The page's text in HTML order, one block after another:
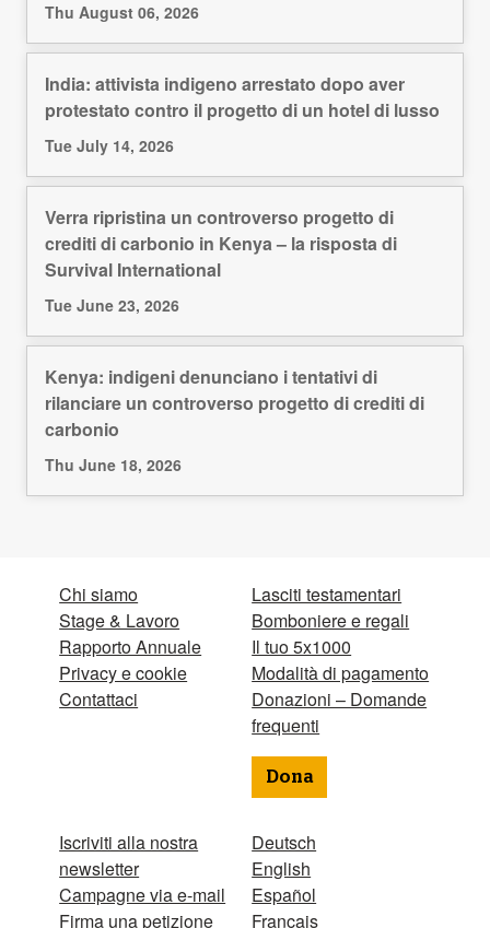
Thu August 06, 2026
India: attivista indigeno arrestato dopo aver
protestato contro il progetto di un hotel di lusso
Tue July 14, 2026
Verra ripristina un controverso progetto di
crediti di carbonio in Kenya – la risposta di
Survival International
Tue June 23, 2026
Kenya: indigeni denunciano i tentativi di
rilanciare un controverso progetto di crediti di
carbonio
Thu June 18, 2026
Chi siamo
Stage & Lavoro
Rapporto Annuale
Privacy e cookie
Contattaci
Iscriviti alla nostra
newsletter
Campagne via e-mail
Firma una petizione
Lasciti testamentari
Bomboniere e regali
Il tuo 5x1000
Modalità di pagamento
Donazioni – Domande
frequenti
Dona
Deutsch
English
Español
Français